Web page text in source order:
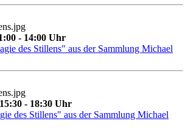
- 14:00 Uhr
des Stillens" aus der Sammlung Michael
- 18:30 Uhr
des Stillens" aus der Sammlung Michael